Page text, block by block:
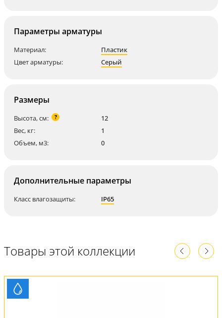
Параметры арматуры
Материал:
Пластик
Цвет арматуры:
Серый
Размеры
Высота, см: ?
12
Вес, кг:
1
Объем, м3:
0
Дополнительные параметры
Класс влагозащиты: IP65
Товары этой коллекции